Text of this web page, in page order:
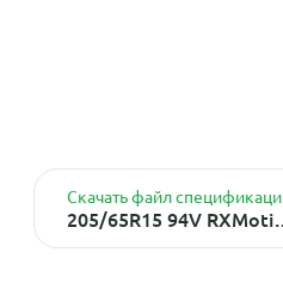
Скачать файл
205/